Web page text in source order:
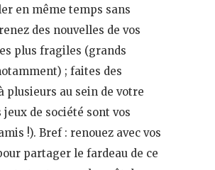
en même temps sans
des nouvelles de vos
plus fragiles (grands
; faites des
plusieurs au sein de votre
de société sont vos
!). Bref : renouez avec vos
partager le fardeau de ce